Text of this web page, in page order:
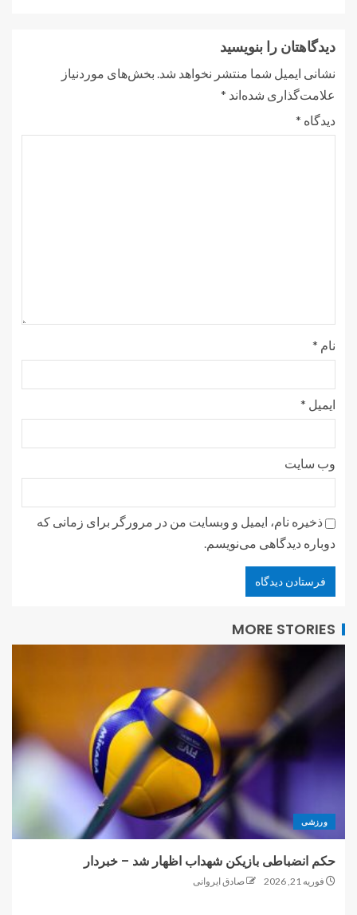
دیدگاهتان را بنویسید
نشانی ایمیل شما منتشر نخواهد شد. بخش‌های موردنیاز
علامت‌گذاری شده‌اند *
دیدگاه *
نام *
ایمیل *
وب‌ سایت
ذخیره نام، ایمیل و وبسایت من در مرورگر برای زمانی که
دوباره دیدگاهی می‌نویسم.
MORE STORIES
ورزشی
حکم انضباطی بازیکن شهداب اظهار شد – خبردار
فوریه 21, 2026 صادق ایروانی